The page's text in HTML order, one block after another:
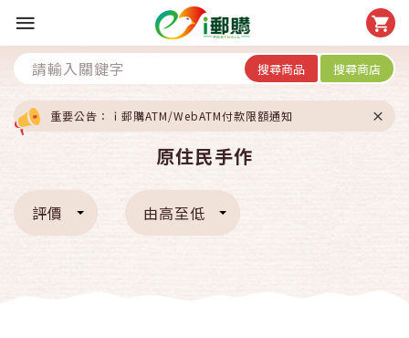
搜尋商品 搜尋商店
重要公告：ｉ郵購ATM/WebATM付款限額通知
原住民手作
評價 由高至低